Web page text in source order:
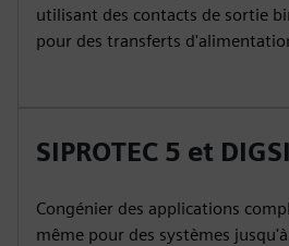
utilisant des contacts de sortie
pour des transferts
SIPROTEC 5 et DIGSI
Congénier des applications
même pour des systèmes